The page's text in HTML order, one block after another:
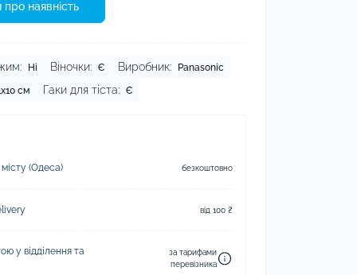
про наявність
Ні Віночки: Є Виробник: Panasonic
см Гаки для тіста: Є
(Одеса) безкоштовно
від 100 ₴
у відділення та
за тарифами
перевізника